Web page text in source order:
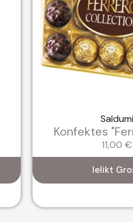
Saldumi
Konfektes
11,00 €
Ielikt